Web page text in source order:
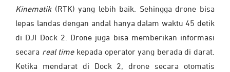
Kinematik(RTK) yang lebih baik. Sehingga drone bisa
lepas landas dengan andal hanya dalam waktu 45 detik
di DJI Dock 2. Drone juga bisa memberikan informasi
secara real time kepada operator yang berada di darat.
Ketika mendarat di Dock 2, drone secara otomatis